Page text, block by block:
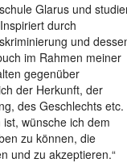
Glarus und
durch
und
im Rahmen meiner
gegenüber
der Herkunft, der
des Geschlechts etc.
wünsche ich dem
zu können, die
und zu akzeptieren.“